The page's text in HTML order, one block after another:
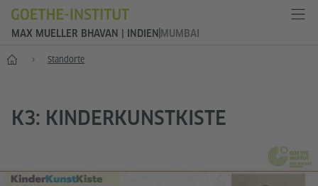
MAX MUELLER BHAVAN | INDIEN MUMBAI
Start Standorte
K3: KINDERKUNSTKISTE